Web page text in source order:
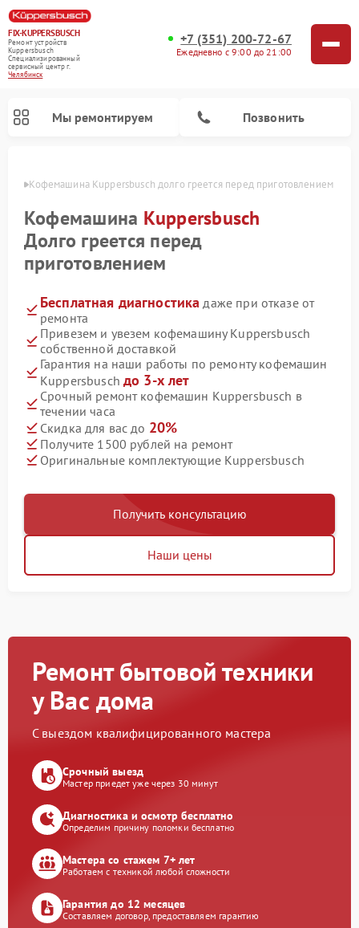
FIX-KUPPERSBUSCH
Ремонт устройств
Kuppersbusch
Специализированный
cервисный центр г.
Челябинск
+7 (351) 200-72-67
Ежедневно с 9:00 до 21:00
Мы ремонтируем Позвонить
Кофемашина Kuppersbusch долго греется перед приготовлением
Кофемашина Kuppersbusch
Долго греется перед
приготовлением
Бесплатная диагностика даже при отказе от
ремонта
Привезем и увезем кофемашину Kuppersbusch
собственной доставкой
Гарантия на наши работы по ремонту кофемашин
Kuppersbusch до 3-х лет
Срочный ремонт кофемашин Kuppersbusch в
течении часа
Скидка для вас до 20%
Получите 1500 рублей на ремонт
Оригинальные комплектующие Kuppersbusch
Получить консультацию
Наши цены
Ремонт бытовой техники
у Вас дома
С выездом квалифицированного мастера
Срочный выезд
Мастер приедет уже через 30 минут
Диагностика и осмотр бесплатно
Определим причину поломки бесплатно
Мастера со стажем 7+ лет
Работаем с техникой любой сложности
Гарантия до 12 месяцев
Составляем договор, предоставляем гарантию